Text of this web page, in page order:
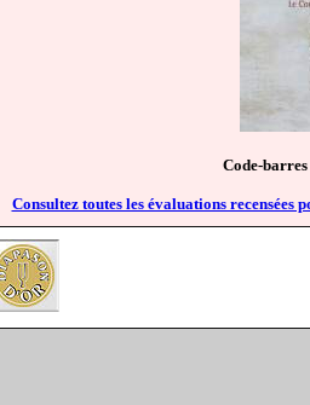
Code-
Consultez toutes les évaluations recensées